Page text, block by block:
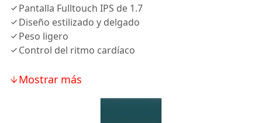
Pantalla Fulltouch IPS de 1.7
Diseño estilizado y delgado
Peso ligero
Control del ritmo cardíaco
Mostrar más